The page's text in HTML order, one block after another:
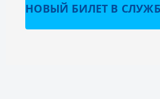
НОВЫЙ БИЛЕТ В